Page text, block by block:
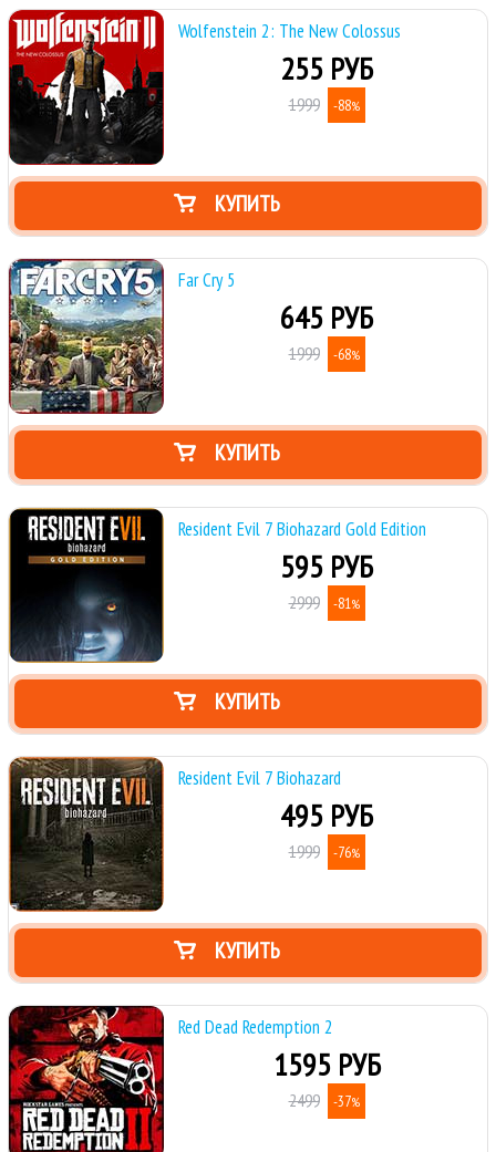
Wolfenstein 2: The New Colossus
255 РУБ
1999 -88%
КУПИТЬ
Far Cry 5
645 РУБ
1999 -68%
КУПИТЬ
Resident Evil 7 Biohazard Gold Edition
595 РУБ
2999 -81%
КУПИТЬ
Resident Evil 7 Biohazard
495 РУБ
1999 -76%
КУПИТЬ
Red Dead Redemption 2
1595 РУБ
2499 -37%